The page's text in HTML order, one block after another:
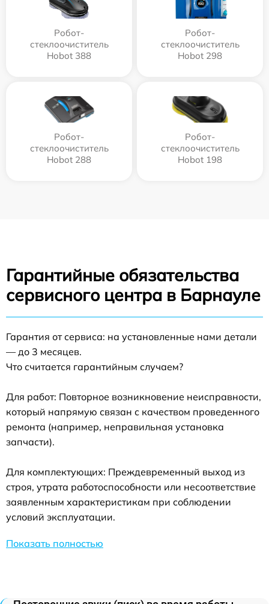
Робот-
стеклоочиститель
Hobot 388
Робот-
стеклоочиститель
Hobot 298
Робот-
стеклоочиститель
Hobot 288
Робот-
стеклоочиститель
Hobot 198
Гарантийные обязательства
сервисного центра в Барнауле
Гарантия от сервиса: на установленные нами детали
— до 3 месяцев.
Что считается гарантийным случаем?
Для работ: Повторное возникновение неисправности,
который напрямую связан с качеством проведенного
ремонта (например, неправильная установка
запчасти).
Для комплектующих: Преждевременный выход из
строя, утрата работоспособности или несоответствие
заявленным характеристикам при соблюдении
условий эксплуатации.
Показать полностью